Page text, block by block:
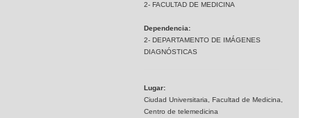
2- FACULTAD DE MEDICINA
Dependencia:
2- DEPARTAMENTO DE IMÁGENES
DIAGNÓSTICAS
Lugar:
Ciudad Universitaria, Facultad de Medicina,
Centro de telemedicina